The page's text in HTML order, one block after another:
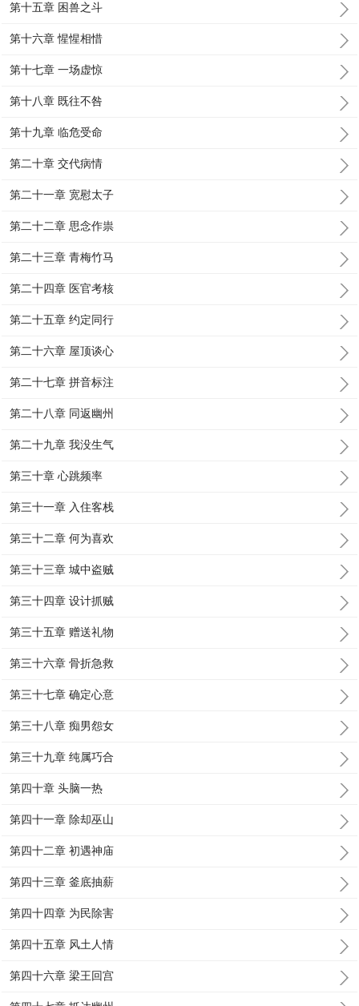
第十五章 困兽之斗
第十六章 惺惺相惜
第十七章 一场虚惊
第十八章 既往不咎
第十九章 临危受命
第二十章 交代病情
第二十一章 宽慰太子
第二十二章 思念作祟
第二十三章 青梅竹马
第二十四章 医官考核
第二十五章 约定同行
第二十六章 屋顶谈心
第二十七章 拼音标注
第二十八章 同返幽州
第二十九章 我没生气
第三十章 心跳频率
第三十一章 入住客栈
第三十二章 何为喜欢
第三十三章 城中盗贼
第三十四章 设计抓贼
第三十五章 赠送礼物
第三十六章 骨折急救
第三十七章 确定心意
第三十八章 痴男怨女
第三十九章 纯属巧合
第四十章 头脑一热
第四十一章 除却巫山
第四十二章 初遇神庙
第四十三章 釜底抽薪
第四十四章 为民除害
第四十五章 风土人情
第四十六章 梁王回宫